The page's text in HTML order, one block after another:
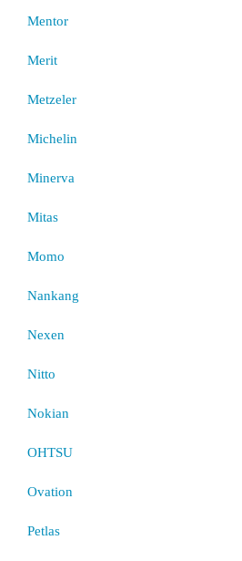
Mentor
Merit
Metzeler
Michelin
Minerva
Mitas
Momo
Nankang
Nexen
Nitto
Nokian
OHTSU
Ovation
Petlas